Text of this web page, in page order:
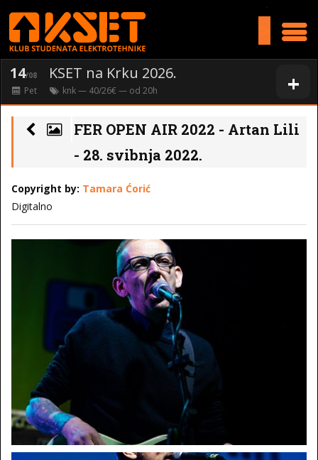
+
14/08 KSET na Krku 2026.
Pet knk— 40/26€ — od 20h
FER OPEN AIR 2022 - Artan Lili
- 28. svibnja 2022.
Copyright by: Tamara Ćorić
Digitalno